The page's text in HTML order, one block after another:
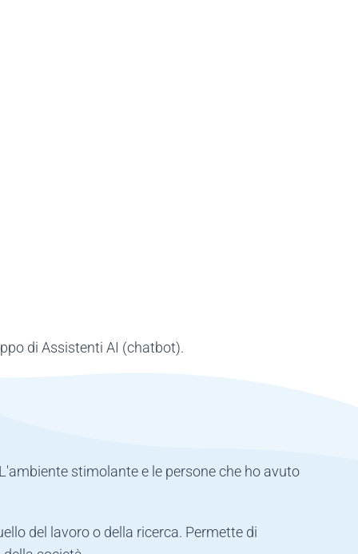
di Assistenti AI (chatbot).
stimolante e le persone che ho avuto
del lavoro o della ricerca. Permette di